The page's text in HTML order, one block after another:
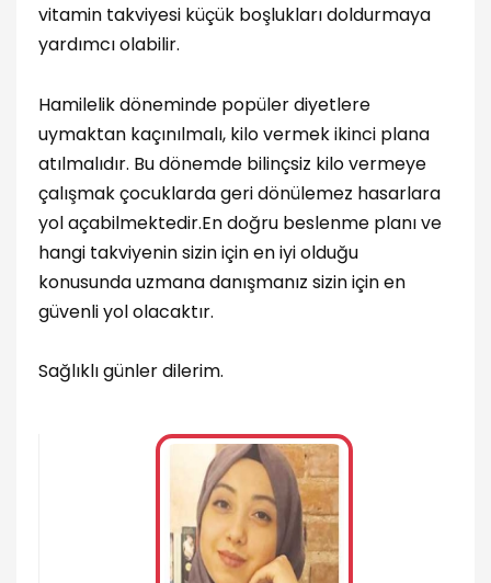
vitamin takviyesi küçük boşlukları doldurmaya
yardımcı olabilir.
Hamilelik döneminde popüler diyetlere
uymaktan kaçınılmalı, kilo vermek ikinci plana
atılmalıdır. Bu dönemde bilinçsiz kilo vermeye
çalışmak çocuklarda geri dönülemez hasarlara
yol açabilmektedir.En doğru beslenme planı ve
hangi takviyenin sizin için en iyi olduğu
konusunda uzmana danışmanız sizin için en
güvenli yol olacaktır.
Sağlıklı günler dilerim.